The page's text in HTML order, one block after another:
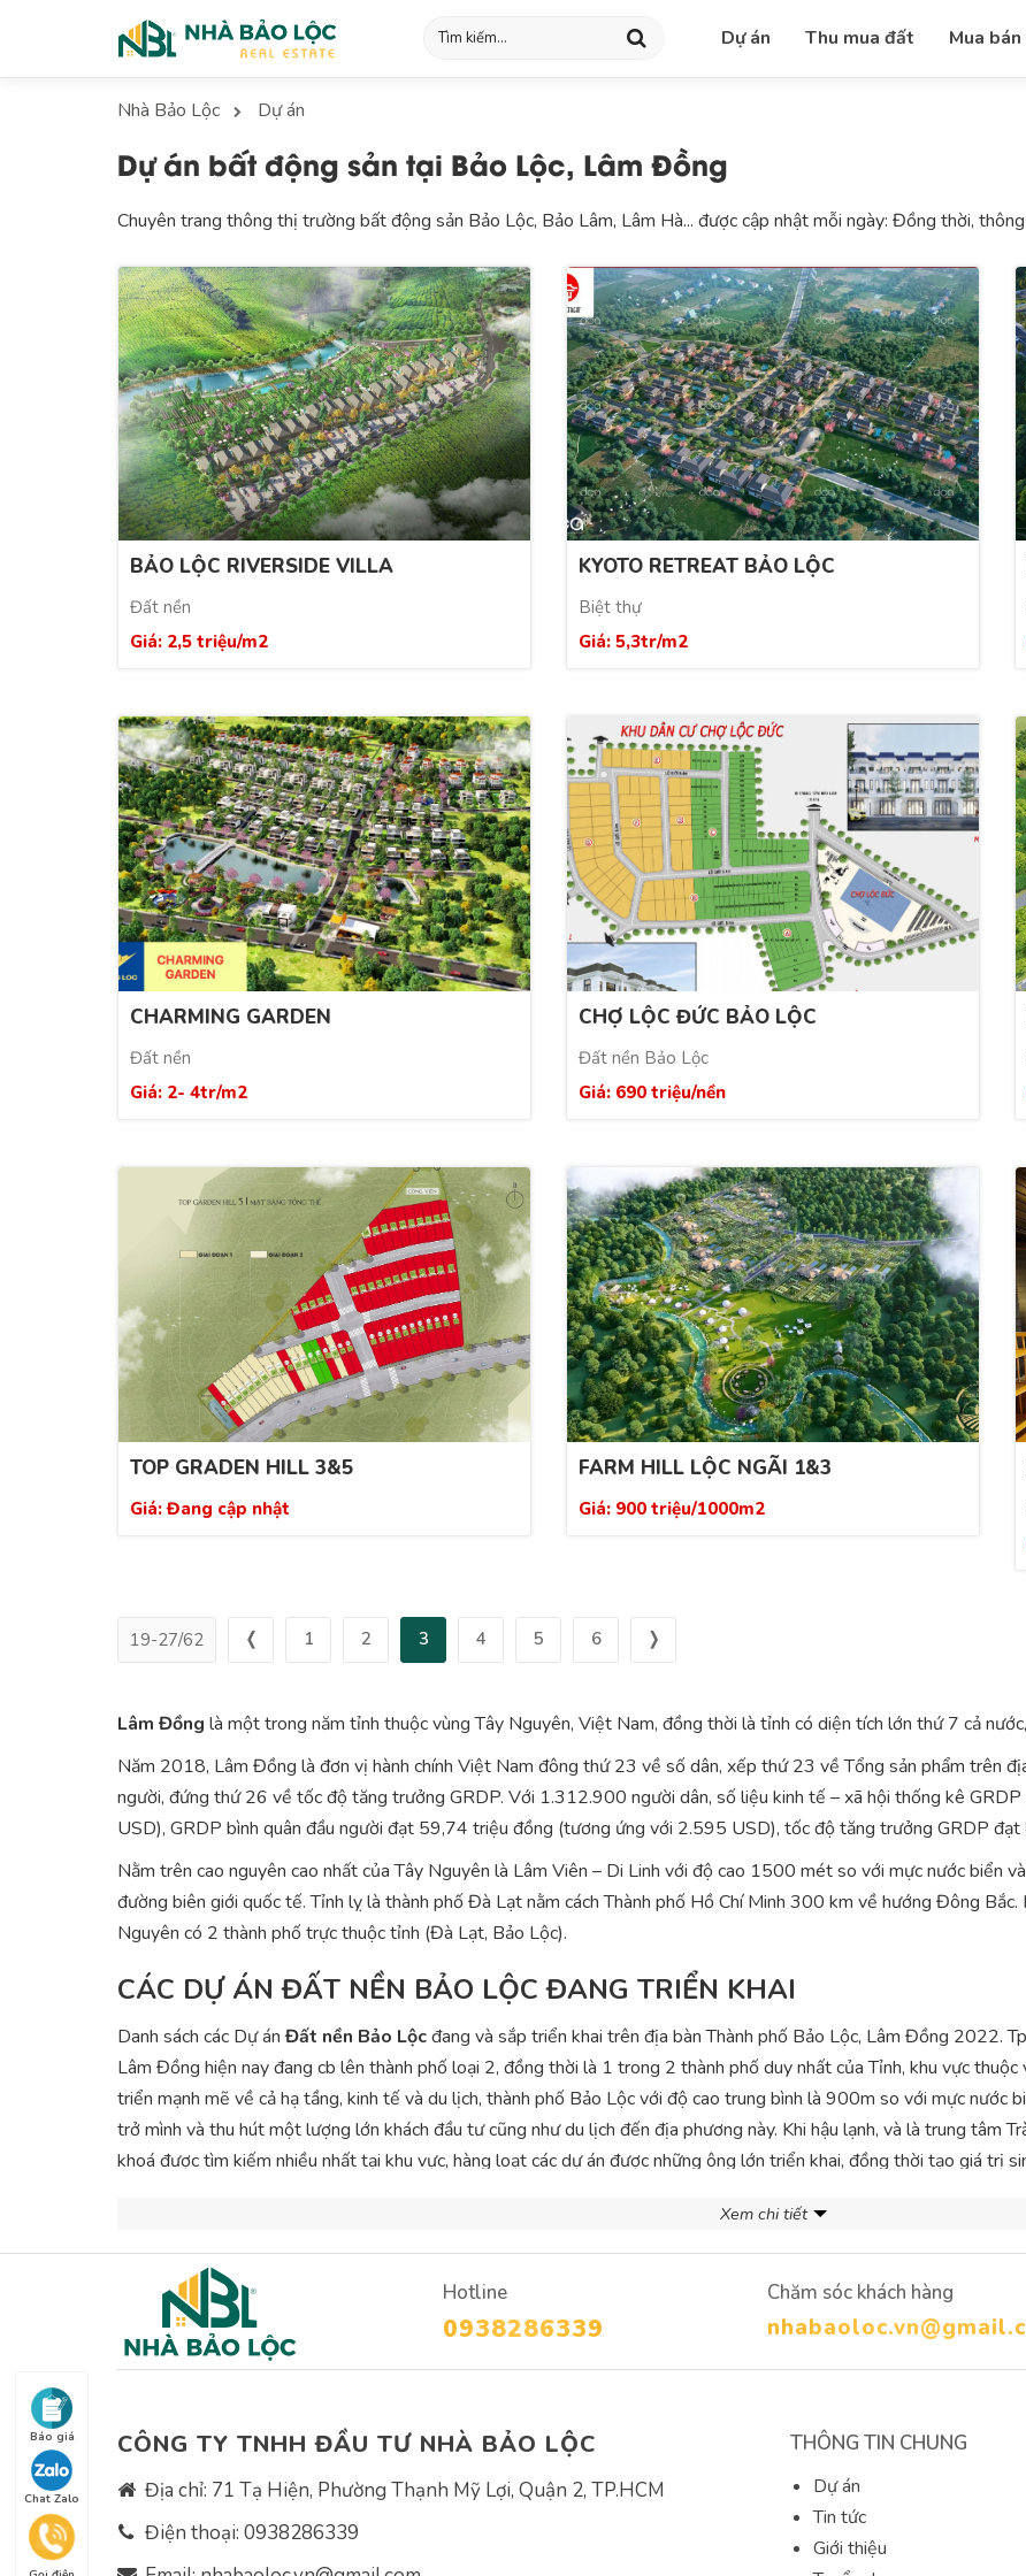
Dự án Thu mua đất Mua
Nhà Bảo Lộc Dự án
Dự án bất động sản tại Bảo Lộc, Lâm Đồng
Chuyên trang thông thị trường bất động sản Bảo Lộc, Bảo Lâm, Lâm Hà... được cập nhật mỗi ngày: Đồng thời,
BẢO LỘC RIVERSIDE VILLA
Đất nền
Giá: 2,5 triệu/m2
KYOTO RETREAT BẢO LỘC
Biệt thự
Giá: 5,3tr/m2
CHARMING GARDEN
Đất nền
Giá: 2- 4tr/m2
CHỢ LỘC ĐỨC BẢO LỘC
Đất nền Bảo Lộc
Giá: 690 triệu/nền
TOP GRADEN HILL 3&5
Giá: Đang cập nhật
FARM HILL LỘC NGÃI 1&3
Giá: 900 triệu/1000m2
19-27/62 ❬ 1 2 3 4 5 6 ❭
Lâm Đồng là một trong năm tỉnh thuộc vùng Tây Nguyên, Việt Nam, đồng thời là tỉnh có diện tích lớn thứ 7 cả
Năm 2018, Lâm Đồng là đơn vị hành chính Việt Nam đông thứ 23 về số dân, xếp thứ 23 về Tổng sản phẩm trên
người, đứng thứ 26 về tốc độ tăng trưởng GRDP. Với 1.312.900 người dân, số liệu kinh tế – xã hội thống kê
USD), GRDP bình quân đầu người đạt 59,74 triệu đồng (tương ứng với 2.595 USD), tốc độ tăng trưởng GRDP
Nằm trên cao nguyên cao nhất của Tây Nguyên là Lâm Viên – Di Linh với độ cao 1500 mét so với mực nước biển
đường biên giới quốc tế. Tỉnh lỵ là thành phố Đà Lạt nằm cách Thành phố Hồ Chí Minh 300 km về hướng Đông
Nguyên có 2 thành phố trực thuộc tỉnh (Đà Lạt, Bảo Lộc).
CÁC DỰ ÁN ĐẤT NỀN BẢO LỘC ĐANG TRIỂN KHAI
Danh sách các Dự ánĐất nền Bảo Lộcđang và sắp triển khai trên địa bàn Thành phố Bảo Lộc, Lâm Đồng 2022.
Lâm Đồng hiện nay đang cb lên thành phố loại 2, đồng thời là 1 trong 2 thành phố duy nhất của Tỉnh, khu vực
triển mạnh mẽ về cả hạ tầng, kinh tế và du lịch, thành phố Bảo Lộc với độ cao trung bình là 900m so với mực nước
trở mình và thu hút một lượng lớn khách đầu tư cũng như du lịch đến địa phương này. Khi hậu lạnh, và là trung tâm
khoá được tìm kiếm nhiều nhất tại khu vực, hàng loạt các dự án được những ông lớn triển khai, đồng thời tạo giá trị
với việc sở hữu một Khí Hậu se lạnh, ôn hoà cùng cảnh rừng núi hoang sơ và mộng mị. Với tìm năng khai phá du
khách du lịch hàng năm khi chưa hề phát triển trọng tâm lĩnh vực này, bên cạnh đó với nhiều yếu tố lớn nhỏ tác
phát huy mạnh mẽ.
Xem chi tiết
Hotline
0938286339
Chăm sóc khách hàng
CÔNG TY TNHH ĐẦU TƯ NHÀ BẢO LỘC
Địa chỉ: 71 Tạ Hiện, Phường Thạnh Mỹ Lợi, Quận 2, TP.HCM
Điện thoại: 0938286339
THÔNG TIN CHUNG
Dự án
Tin tức
Giới thiệu
Báo giá
Chat Zalo